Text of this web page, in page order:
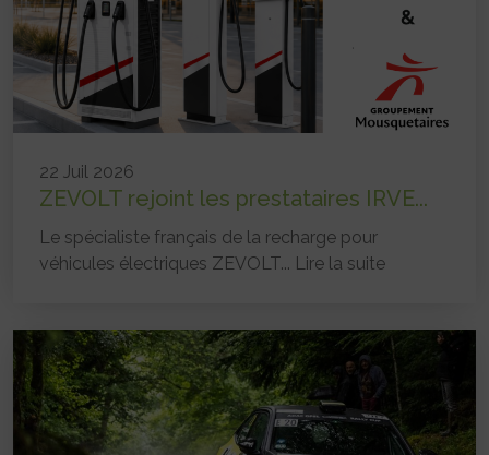
22 Juil 2026
ZEVOLT rejoint les prestataires IRVE...
Le spécialiste français de la recharge pour
véhicules électriques ZEVOLT... Lire la suite